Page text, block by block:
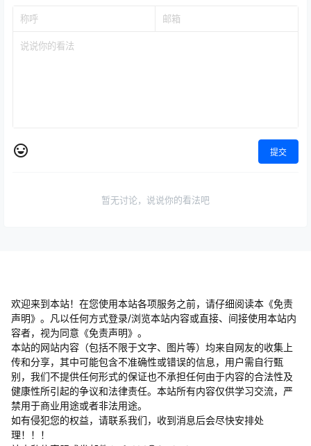
提交
暂无讨论，说说你的看法吧
欢迎来到本站！在您使用本站各项服务之前，请仔细阅读本《免责
声明》。凡以任何方式登录/浏览本站内容或直接、间接使用本站内
容者，视为同意《免责声明》。
本站的网站内容（包括不限于文字、图片等）均来自网友的收集上
传和分享，其中可能包含不准确性或错误的信息，用户需自行甄
别，我们不提供任何形式的保证也不承担任何由于内容的合法性及
健康性所引起的争议和法律责任。本站所有内容仅供学习交流，严
禁用于商业用途或者非法用途。
​如有侵犯您的权益，请联系我们，收到消息后会尽快安排处
理！！！